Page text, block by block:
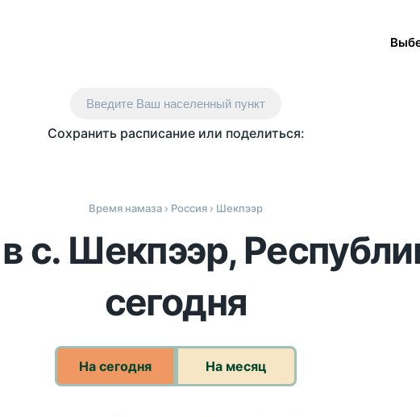
Введите Ваш населенный пункт
Сохранить расписание или поделиться:
Время намаза › Россия › Шекпээр
с. Шекпээр,
сегодня
На сегодня На месяц